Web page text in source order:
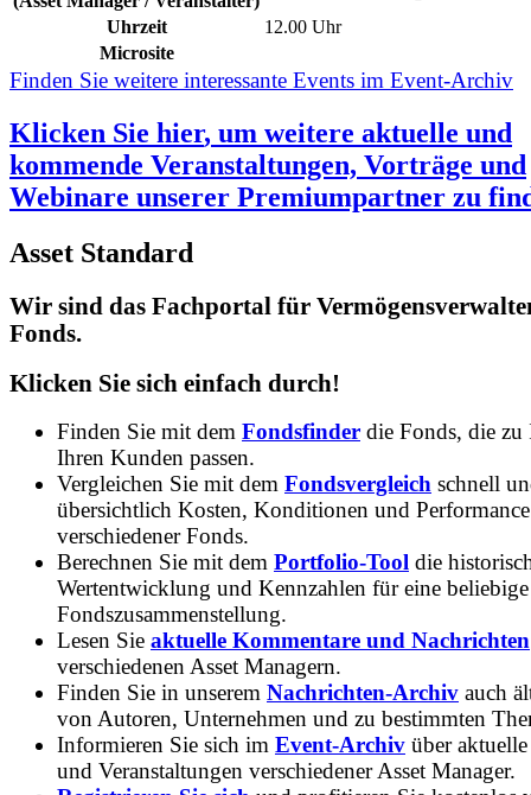
Uhrzeit
12.00 Uhr
Microsite
Finden Sie weitere interessante Events im Event-Archiv
Klicken Sie hier, um weitere aktuelle und
kommende Veranstaltungen, Vorträge und
Webinare unserer Premiumpartner zu
Asset Standard
Wir sind das Fachportal für
Fonds.
Klicken Sie sich einfach durch!
Finden Sie mit dem Fondsfinder die Fonds, die zu
Ihren Kunden passen.
Vergleichen Sie mit dem Fondsvergleich schnell
übersichtlich Kosten, Konditionen und Performance
verschiedener Fonds.
Berechnen Sie mit dem Portfolio-Tool die
Wertentwicklung und Kennzahlen für eine beliebige
Fondszusammenstellung.
Lesen Sie aktuelle Kommentare und Nachrichten
verschiedenen Asset Managern.
Finden Sie in unserem Nachrichten-Archiv auch
von Autoren, Unternehmen und zu bestimmten
Informieren Sie sich im Event-Archiv über
und Veranstaltungen verschiedener Asset Manager.